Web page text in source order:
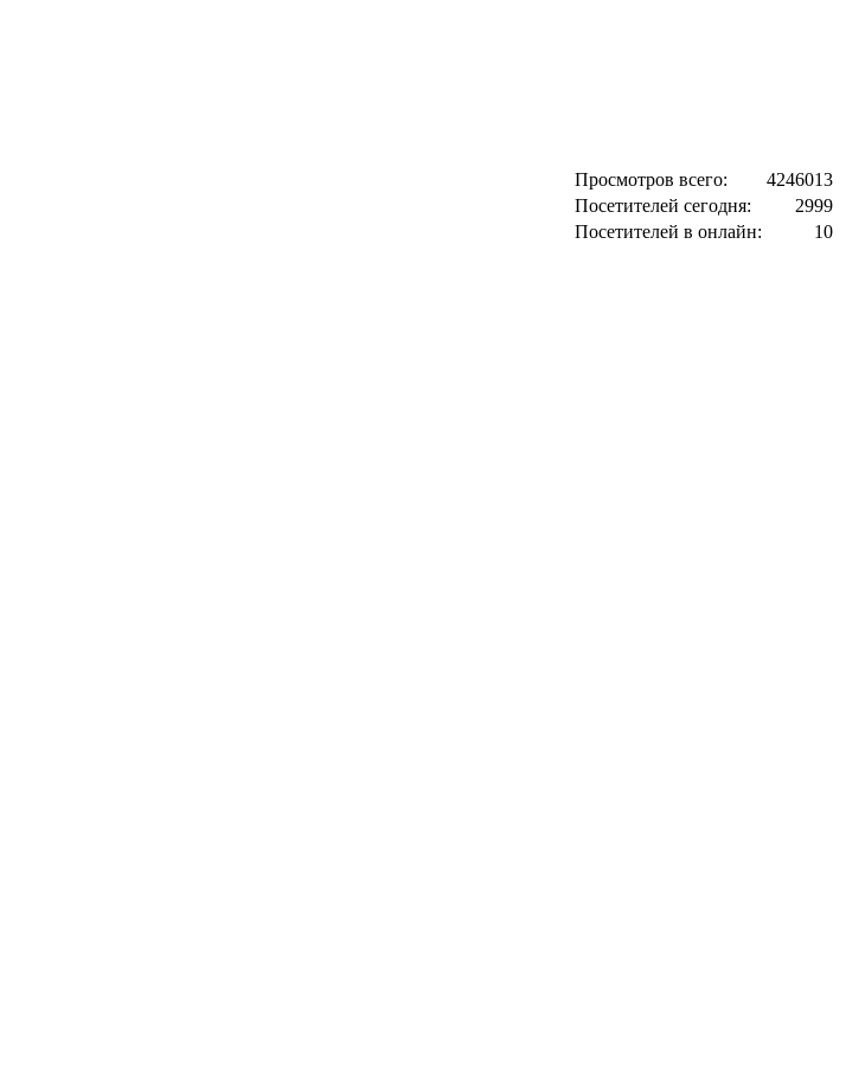
Просмотров всего:
4246013
Посетителей сегодня:
2999
Посетителей в онлайн:
10